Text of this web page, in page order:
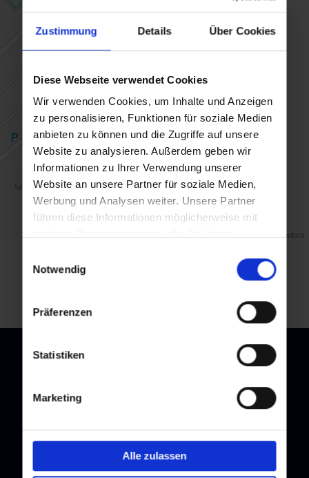
Zustimmung Details Über Cookies
Diese Webseite verwendet Cookies
Wir verwenden Cookies, um Inhalte und Anzeigen
zu personalisieren, Funktionen für soziale Medien
anbieten zu können und die Zugriffe auf unsere
Website zu analysieren. Außerdem geben wir
Informationen zu Ihrer Verwendung unserer
Website an unsere Partner für soziale Medien,
Werbung und Analysen weiter. Unsere Partner
führen diese Informationen möglicherweise mit
Nutzung der Dienste gesammelt haben.
Notwendig
Präferenzen
Statistiken
Marketing
Alle zulassen
contributors
back to overview